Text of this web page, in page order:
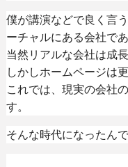
僕が講演などで良く言
ーチャルにある会社であ
当然リアルな会社は成
しかしホームページは
これでは、現実の会社
す。
そんな時代になったんで